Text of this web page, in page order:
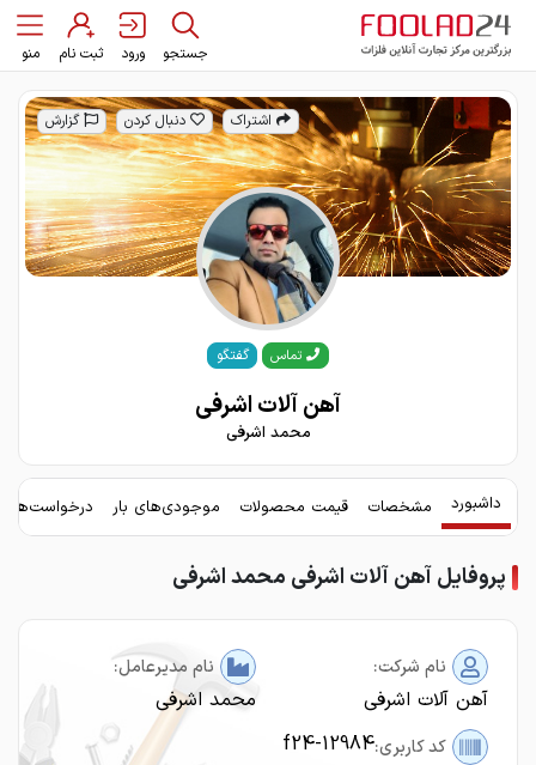
جستجو ورود ثبت نام منو
اشتراک دنبال کردن گزارش
تماس گفتگو
آهن آلات اشرفی
محمد اشرفی
داشبورد مشخصات قیمت محصولات موجودی‌های بار
پروفایل آهن آلات اشرفی محمد اشرفی
نام شرکت:
آهن آلات اشرفی
نام مدیرعامل:
محمد اشرفی
کد کاربری:f24-12984